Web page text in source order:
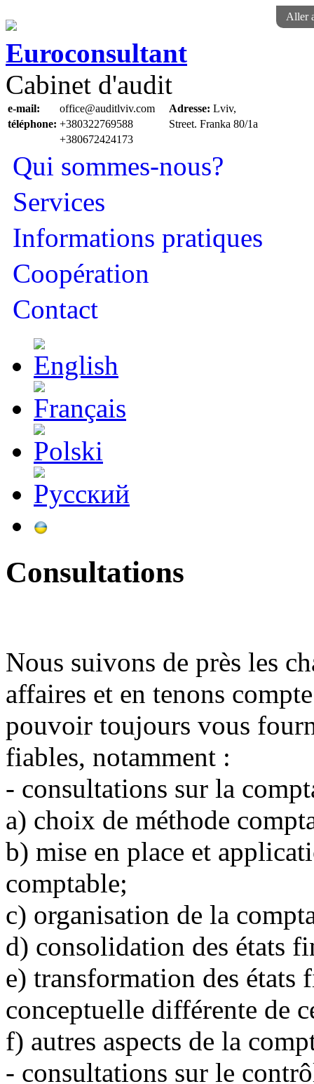
Aller
Euroconsultant
Cabinet d'audit
e-mail: office@auditlviv.com Adresse: Lviv,
téléphone: +380322769588
Street. Frankа 80/1a
+380672424173
Qui sommes-nous?
Services
Informations pratiques
Сoopération
Contact
Consultations
Nous suivons de près les
affaires et en tenons
pouvoir toujours vous
fiables, notamment :
- consultations sur la
a) choix de méthode
b) mise en place et
comptable;
c) organisation de la
d) consolidation des états
e) transformation des états
conceptuelle différente de
f) autres aspects de la
- consultations sur le